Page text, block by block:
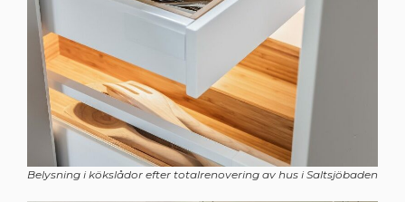
Belysning i kökslådor efter totalrenovering av hus i Saltsjöbaden